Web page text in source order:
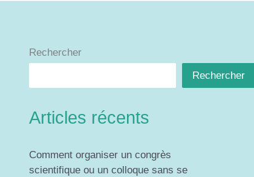
Rechercher
Rechercher
Articles récents
Comment organiser un congrès
scientifique ou un colloque sans se